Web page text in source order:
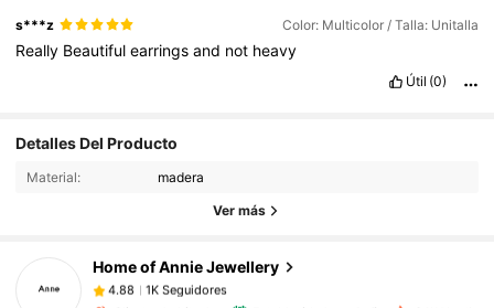
s***z Color: Multicolor / Talla: Unitalla
Really Beautifulearringsand not heavy
Útil (0)
Detalles Del Producto
Material: madera
Ver más
Home of Annie Jewellery
1K Seguidores
4.88
1K Seguidores
c***2 seguidoHace 1 día